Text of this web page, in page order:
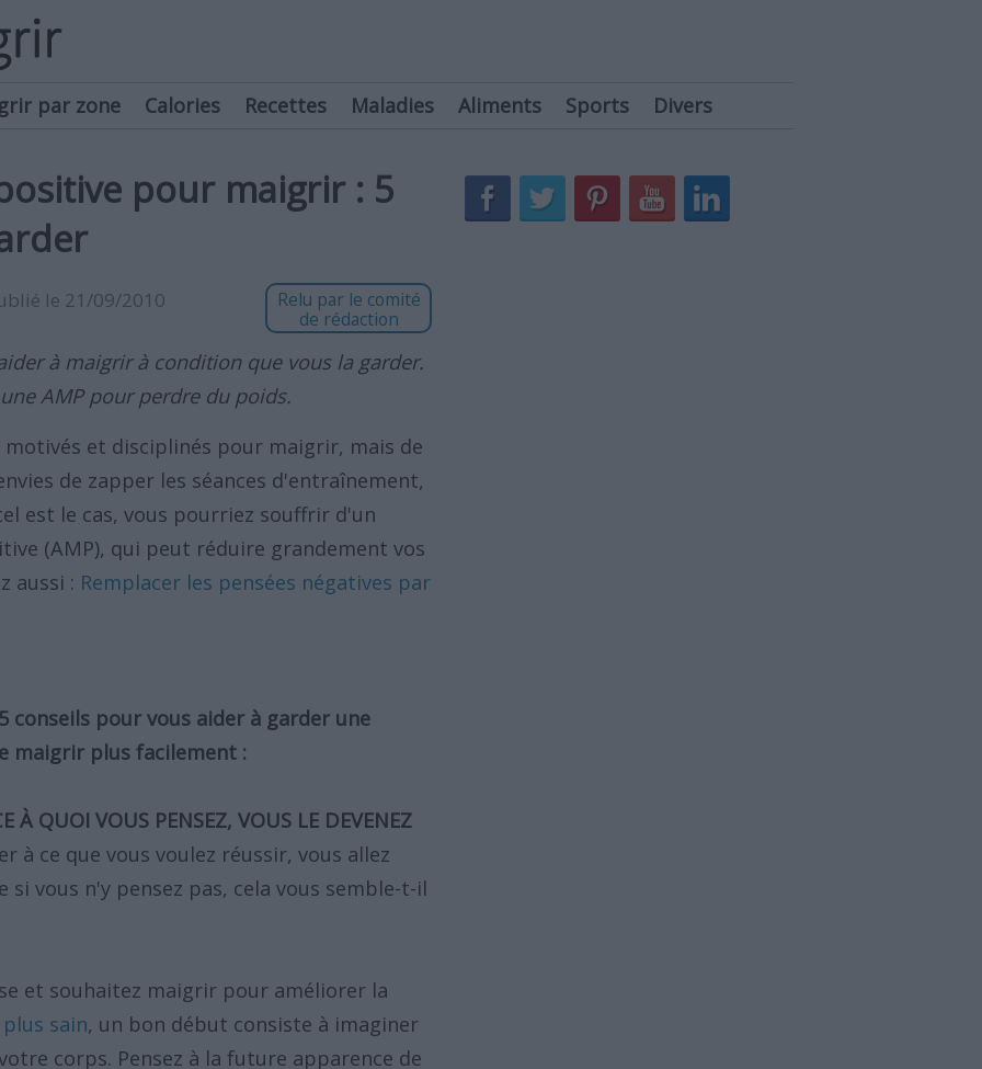
par zone Calories Recettes Maladies Aliments Sports Divers
pour maigrir : 5
le 21/09/2010
Relu par le comité
de rédaction
à maigrir à condition que vous la garder.
AMP pour perdre du poids.
et disciplinés pour maigrir, mais de
de zapper les séances d'entraînement,
est le cas, vous pourriez souffrir d'un
(AMP), qui peut réduire grandement vos
aussi : Remplacer les pensées négatives par
conseils pour vous aider à garder une
maigrir plus facilement :
À QUOI VOUS PENSEZ, VOUS LE DEVENEZ
à ce que vous voulez réussir, vous allez
vous n'y pensez pas, cela vous semble-t-il
et souhaitez maigrir pour améliorer la
sain, un bon début consiste à imaginer
corps. Pensez à la future apparence de